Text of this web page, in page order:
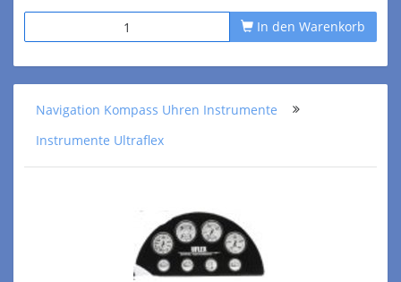
In den Warenkorb
Navigation Kompass Uhren Instrumente
Instrumente Ultraflex